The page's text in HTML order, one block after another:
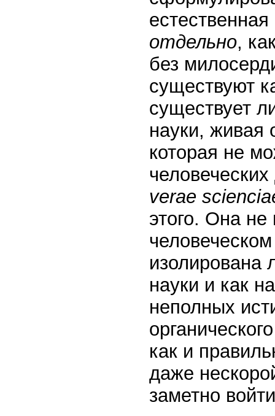
отдельно,
без
существуют
существует
науки, живая
которая не
verae
этого. Она
изолирована
науки и как
неполных
как и
даже
заметно